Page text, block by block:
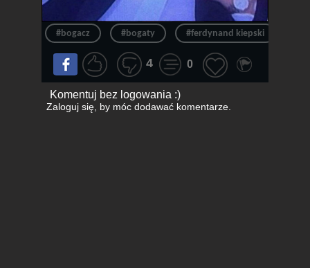
#bogacz #bogaty #ferdynand kiepski
4 0
Komentuj bez logowania :)
Zaloguj się, by móc dodawać komentarze.